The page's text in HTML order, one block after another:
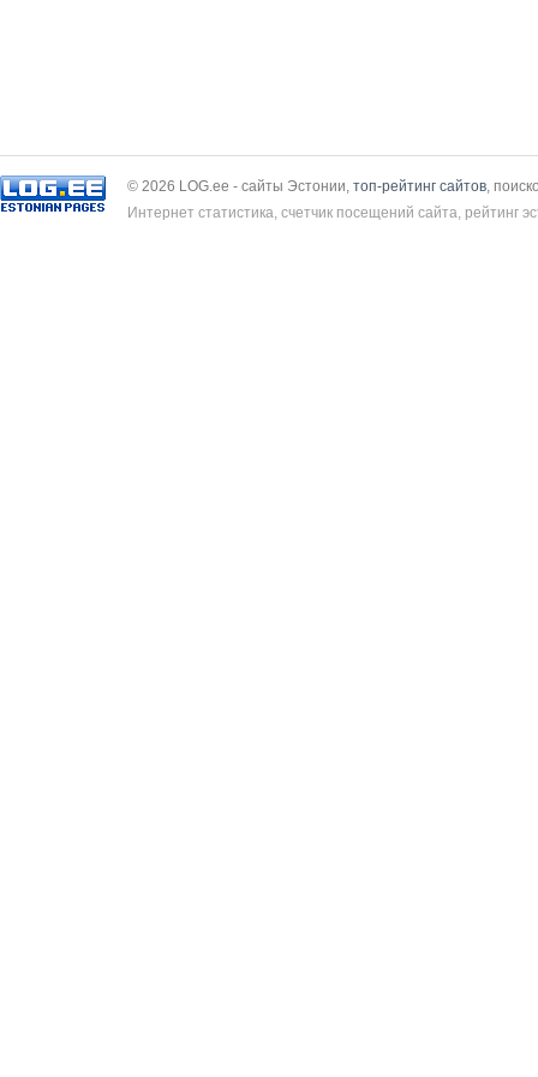
© 2026 LOG.ee - сайты Эстонии, топ-рейтинг сайтов ,
Интернет статистика, счетчик посещений сайта, рейтинг